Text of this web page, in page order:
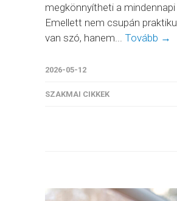
megkönnyítheti a
Emellett nem csupán
van szó, hanem... Tovább →
2026-05-12
SZAKMAI CIKKEK